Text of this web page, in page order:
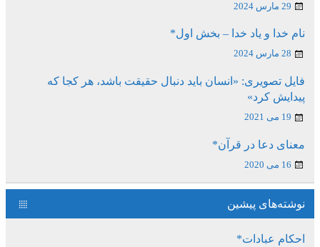
29 مارس 2024
نام خدا و یاد خدا – بخش اول*
28 مارس 2024
فایل تصویری: «انسان باید دنبال حقیقت باشد، هر کجا که
پیدایش کرد»
19 می 2021
معنای دعا در قرآن*
16 می 2020
نوشته‌های پیشین
احکام عبادات*